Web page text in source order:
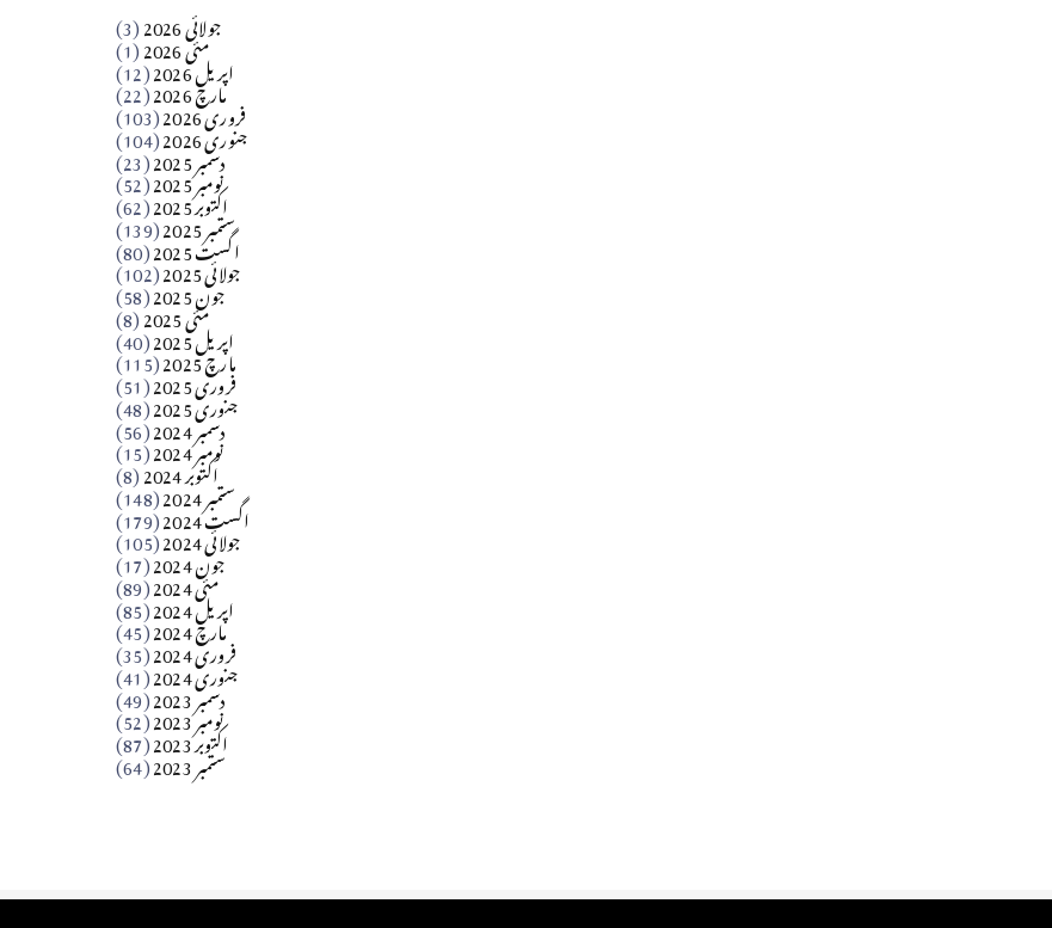
آزاد کشمیر جیسے احتجاج کی ضرورت ہے؟
​تحریر: عاصم نواز طاہرخیلی (غازی/ہری پور)
جولائی 2026 (3) مئی 2026 (1) اپریل 2026 (12) مارچ 2026 (22) فروری 2026 (103) جنوری 2026 (104) دسمبر 2025 (23) نومبر 2025 (52) اکتوبر 2025 (62) ستمبر 2025 (139) اگست 2025 (80) جولائی 2025 (102) جون 2025 (58) مئی 2025 (8) اپریل 2025 (40) مارچ 2025 (115) فروری 2025 (51) جنوری 2025 (48) دسمبر 2024 (56) نومبر 2024 (15) اکتوبر 2024 (8) ستمبر 2024 (148) اگست 2024 (179) جولائی 2024 (105) جون 2024 (17) مئی 2024 (89) اپریل 2024 (85) مارچ 2024 (45) فروری 2024 (35) جنوری 2024 (41) دسمبر 2023 (49) نومبر 2023 (52) اکتوبر 2023 (87) ستمبر 2023 (64)